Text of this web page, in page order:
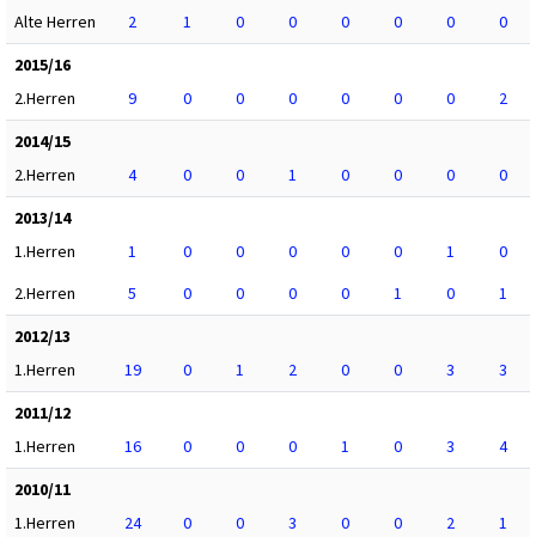
Alte Herren
2 1 0 0 0 0 0
0
2015/16
2.Herren
9 0 0 0 0 0 0
2
2014/15
2.Herren
4 0 0 1 0 0 0
0
2013/14
1.Herren
1 0 0 0 0 0 1
0
2.Herren
5 0 0 0 0 1 0
1
2012/13
1.Herren
19 0 1 2 0 0 3
3
2011/12
1.Herren
16 0 0 0 1 0 3
4
2010/11
1.Herren
24 0 0 3 0 0 2
1